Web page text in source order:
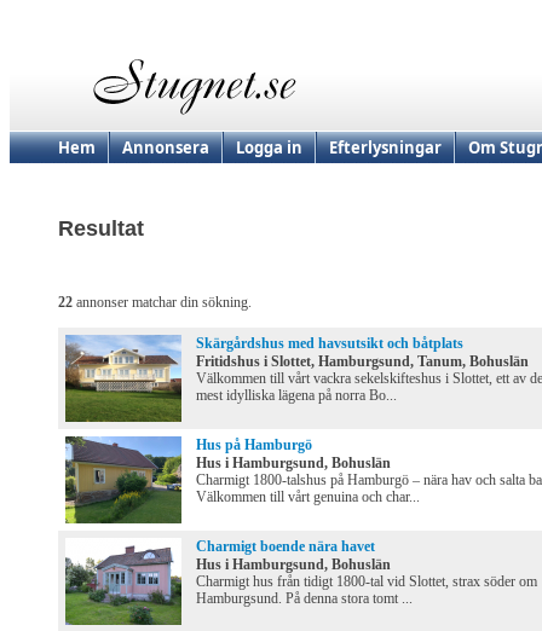
Hem Annonsera Logga in Efterlysningar Om
Resultat
22 annonser matchar din sökning.
Skärgårdshus med havsutsikt och båtplats
Fritidshus i Slottet, Hamburgsund, Tanum, Bohuslän
Välkommen till vårt vackra sekelskifteshus i Slottet, ett av de
mest idylliska lägena på norra Bo...
Hus på Hamburgö
Hus i Hamburgsund, Bohuslän
Charmigt 1800-talshus på Hamburgö – nära hav och salta
Välkommen till vårt genuina och char...
Charmigt boende nära havet
Hus i Hamburgsund, Bohuslän
Charmigt hus från tidigt 1800-tal vid Slottet, strax söder om
Hamburgsund. På denna stora tomt ...